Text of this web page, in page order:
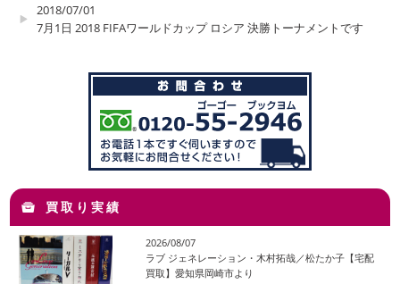
2018/07/01
7月1日 2018 FIFAワールドカップ ロシア 決勝トーナメントです
買取り実績
2026/08/07
ラブ ジェネレーション・木村拓哉／松たか子【宅配
買取】愛知県岡崎市より